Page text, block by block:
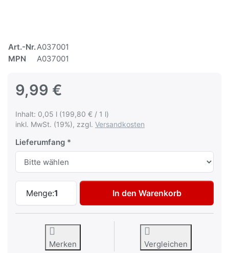
Art.-Nr.A037001
MPN
A037001
9,99 €
Inhalt: 0,05 l (199,80 € / 1 l)
inkl. MwSt. (19%), zzgl. Versandkosten
Lieferumfang
Menge:1
Autolack Lackstift für Mercedes 540
In den Warenkorb
Merken Vergleichen